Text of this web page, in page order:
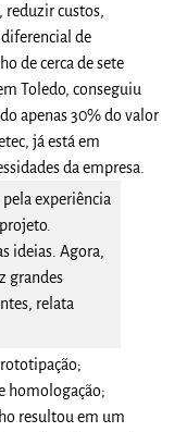
reduzir custos,
de
de cerca de sete
Toledo, conseguiu
apenas 30% do valor
já está em
da empresa.
experiência
ideias. Agora,
grandes
relata
homologação;
resultou em um